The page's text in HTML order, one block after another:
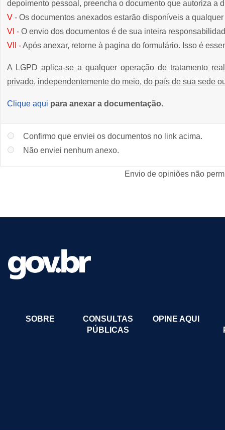
depoimento pessoal, preencha o documento que autoriza a
V - Os documentos anexados estarão disponíveis a
VI - O envio dos documentos é de sua inteira
VII -Após anexar, retorne à pagina do formulário. Isso é
A LGPD aplica-se a qualquer operação de tratamento
privado, independentemente do meio, do país de sua sede
Clique aqui para anexar a documentação.
Confirmo que enviei os documentos no link acima.
Não enviei nenhum anexo.
Envio de opiniões não
SOBRE
CONSULTAS
PÚBLICAS
OPINE AQUI